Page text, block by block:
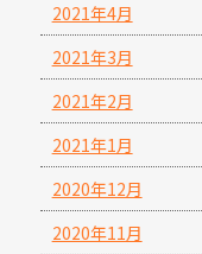
2021年4月
2021年3月
2021年2月
2021年1月
2020年12月
2020年11月